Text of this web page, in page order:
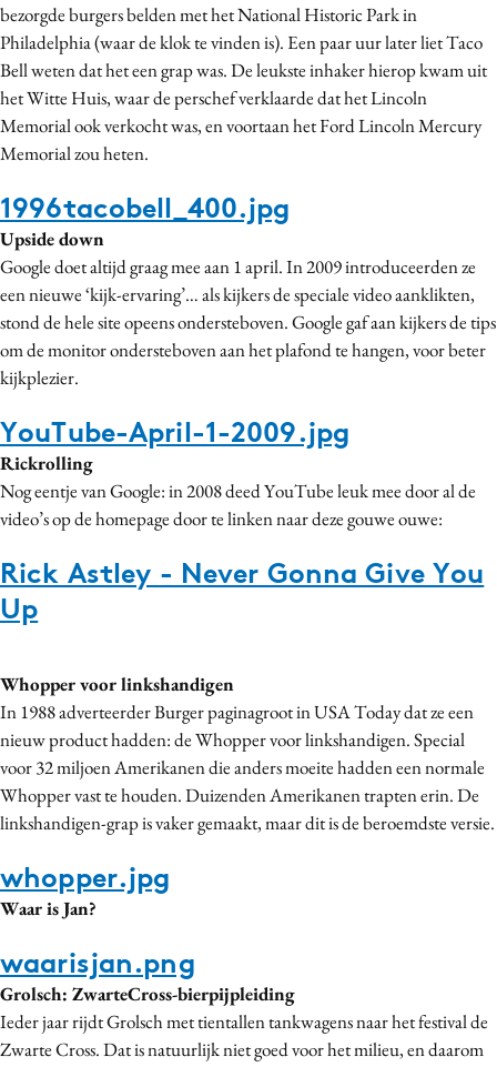
bezorgde burgers belden met het National Historic Park in
Philadelphia (waar de klok te vinden is). Een paar uur later liet Taco
Bell weten dat het een grap was. De leukste inhaker hierop kwam uit
het Witte Huis, waar de perschef verklaarde dat het Lincoln
Memorial ook verkocht was, en voortaan het Ford Lincoln Mercury
Memorial zou heten.
1996tacobell_400.jpg
Upside down
Google doet altijd graag mee aan 1 april. In 2009 introduceerden ze
een nieuwe ‘kijk-ervaring’… als kijkers de speciale video aanklikten,
stond de hele site opeens ondersteboven. Google gaf aan kijkers de tips
om de monitor ondersteboven aan het plafond te hangen, voor beter
kijkplezier.
YouTube-April-1-2009.jpg
Rickrolling
Nog eentje van Google: in 2008 deed YouTube leuk mee door al de
video’s op de homepage door te linken naar deze gouwe ouwe:
Rick Astley - Never Gonna Give You
Up
Whopper voor linkshandigen
In 1988 adverteerder Burger paginagroot in USA Today dat ze een
nieuw product hadden: de Whopper voor linkshandigen. Special
voor 32 miljoen Amerikanen die anders moeite hadden een normale
Whopper vast te houden. Duizenden Amerikanen trapten erin. De
linkshandigen-grap is vaker gemaakt, maar dit is de beroemdste versie.
whopper.jpg
Waar is Jan?
waarisjan.png
Grolsch: ZwarteCross-bierpijpleiding
​Ieder jaar rijdt Grolsch met tientallen tankwagens naar het festival de
Zwarte Cross. Dat is natuurlijk niet goed voor het milieu, en daarom